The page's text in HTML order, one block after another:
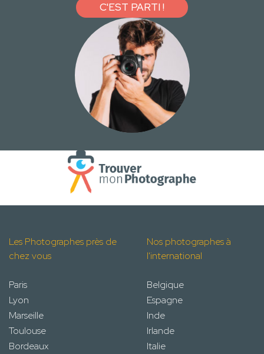
C'EST PARTI !
Les Photographes près de
chez vous
Paris
Lyon
Marseille
Toulouse
Bordeaux
Nos photographes à
l'international
Belgique
Espagne
Inde
Irlande
Italie